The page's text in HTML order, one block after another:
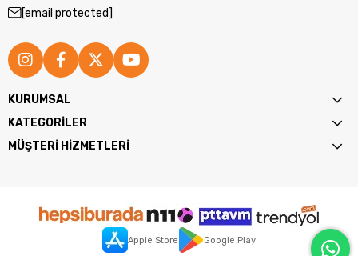
[email protected]
KURUMSAL
KATEGORİLER
MÜŞTERİ HİZMETLERİ
Apple Store Google Play